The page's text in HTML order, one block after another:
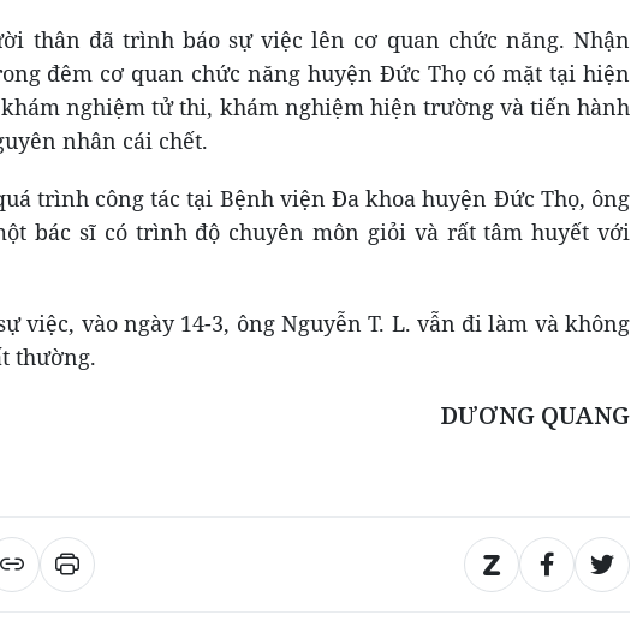
thân đã trình báo sự việc lên cơ quan chức năng. Nhận
đêm cơ quan chức năng huyện Đức Thọ có mặt tại hiện
nghiệm tử thi, khám nghiệm hiện trường và tiến hành
nhân cái chết.
trình công tác tại Bệnh viện Đa khoa huyện Đức Thọ, ông
bác sĩ có trình độ chuyên môn giỏi và rất tâm huyết với
việc, vào ngày 14-3, ông Nguyễn T. L. vẫn đi làm và không
thường.
DƯƠNG QUANG